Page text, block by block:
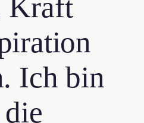
Ich bin